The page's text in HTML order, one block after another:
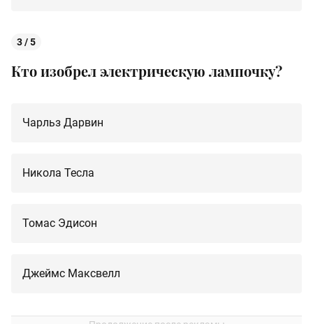
3 / 5
Кто изобрел электрическую лампочку?
Чарльз Дарвин
Никола Тесла
Томас Эдисон
Джеймс Максвелл